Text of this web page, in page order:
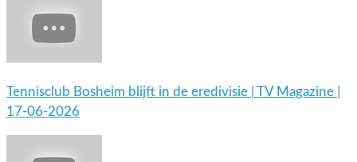
Tennisclub Bosheim blijft in de eredivisie | TV Magazine |
17-06-2026